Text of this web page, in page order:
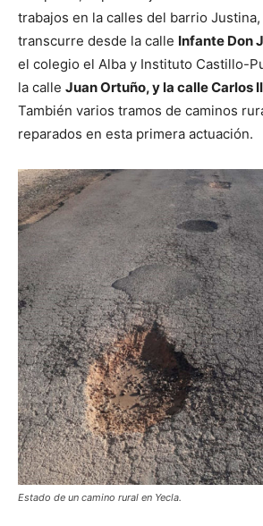
trabajos en la calles del barrio
transcurre desde la calle Infante Don
el colegio el Alba y Instituto Castillo-
la calle Juan Ortuño, y la calle Carlos
También varios tramos de caminos
reparados en esta primera actuación.
Estado de un camino rural en Yecla.